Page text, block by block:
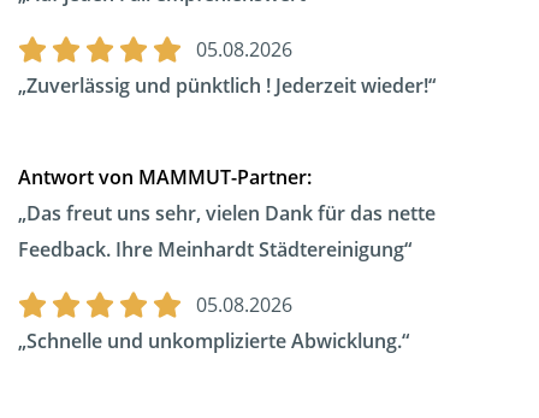
05.08.2026
Zuverlässig und pünktlich ! Jederzeit wieder!
Antwort von MAMMUT-Partner:
Das freut uns sehr, vielen Dank für das nette
Feedback. Ihre Meinhardt Städtereinigung
05.08.2026
Schnelle und unkomplizierte Abwicklung.